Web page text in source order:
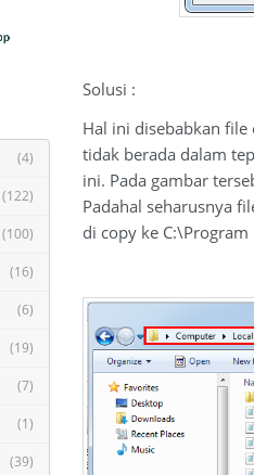
(4)
(122)
(100)
(16)
(6)
(19)
(7)
(1)
(39)
Solusi :
Hal ini disebabkan
tidak berada dalam
ini. Pada gambar
Padahal seharusnya
di copy ke